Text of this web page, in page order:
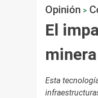
Opinión >
El
Esta